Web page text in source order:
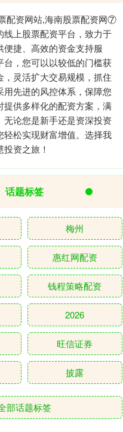
配资网站,海南股票配资网⑦
线上股票配资平台，致力于
便捷、高效的资金支持服
台，您可以以较低的门槛获
，灵活扩大交易规模，抓住
用先进的风控体系，保障您
提供多样化的配资方案，满
无论您是新手还是资深投资
轻松实现财富增值。选择我
资之旅！
话题标签
梅州
惠红网配资
钱程策略配资
2026
旺信证券
披露
部话题标签